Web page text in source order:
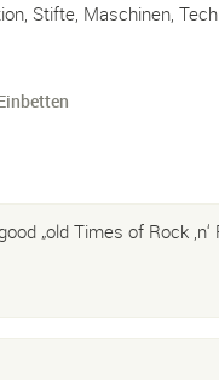
Stifte, Maschinen,
„old Times of Rock